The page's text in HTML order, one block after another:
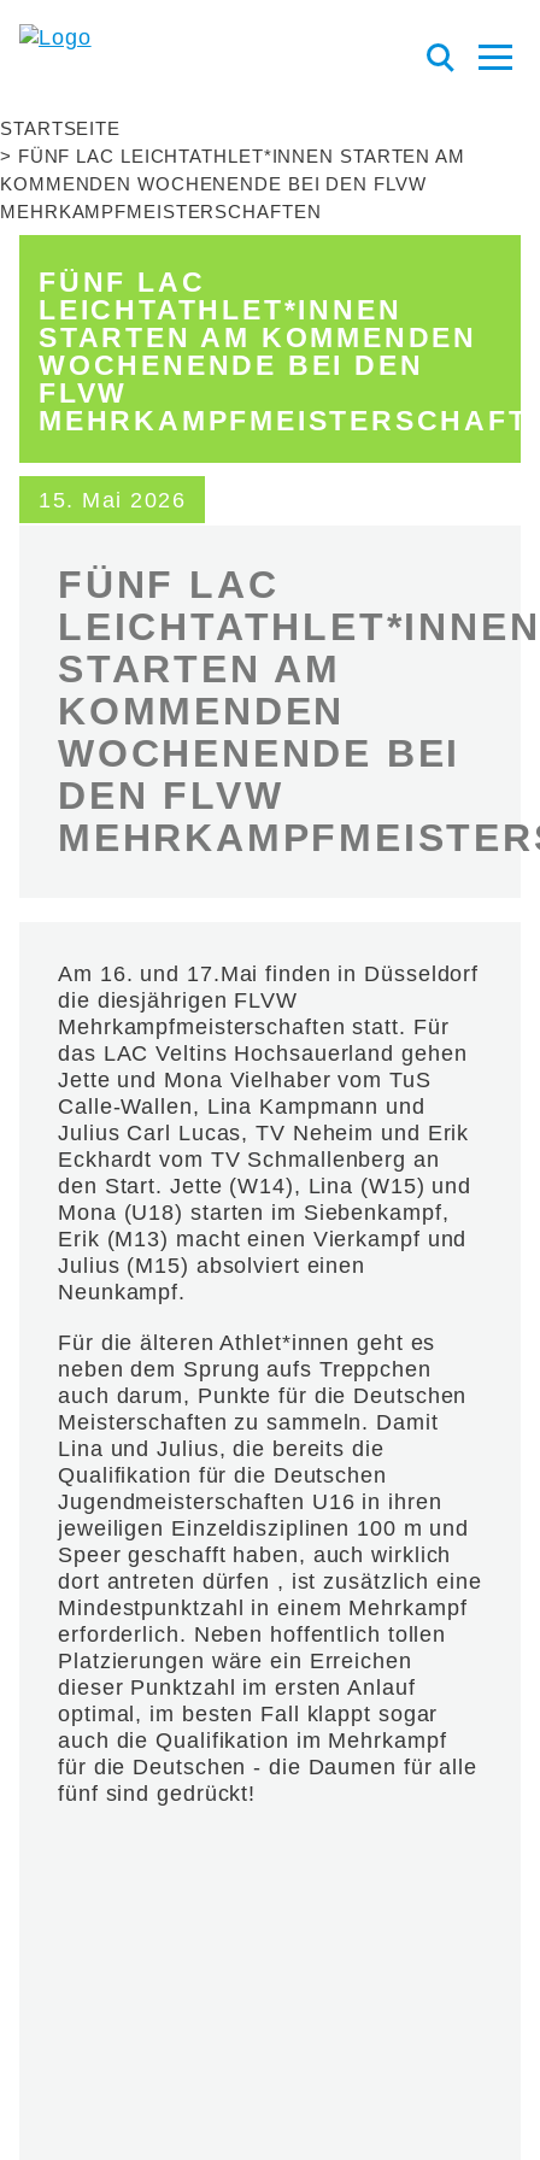
STARTSEITE
FÜNF LAC LEICHTATHLET*INNEN STARTEN AM
KOMMENDEN WOCHENENDE BEI DEN FLVW
MEHRKAMPFMEISTERSCHAFTEN
FÜNF LAC
LEICHTATHLET*INNEN
STARTEN AM KOMMENDEN
WOCHENENDE BEI DEN
FLVW
15. Mai 2026
KTUELL
FÜNF LAC
LEICHTATHLET*INNEN
STARTEN AM
KOMMENDEN
WOCHENENDE BEI
DEN FLVW
Am 16. und 17.Mai finden in Düsseldorf
die diesjährigen FLVW
Mehrkampfmeisterschaften statt. Für
das LAC Veltins Hochsauerland gehen
Jette und Mona Vielhaber vom TuS
Calle-Wallen, Lina Kampmann und
Julius Carl Lucas, TV Neheim und Erik
Eckhardt vom TV Schmallenberg an
den Start. Jette (W14), Lina (W15) und
Mona (U18) starten im Siebenkampf,
Erik (M13) macht einen Vierkampf und
Julius (M15) absolviert einen
Neunkampf.
Für die älteren Athlet*innen geht es
neben dem Sprung aufs Treppchen
auch darum, Punkte für die Deutschen
Meisterschaften zu sammeln. Damit
Lina und Julius, die bereits die
Qualifikation für die Deutschen
Jugendmeisterschaften U16 in ihren
jeweiligen Einzeldisziplinen 100 m und
Speer geschafft haben, auch wirklich
dort antreten dürfen , ist zusätzlich eine
Mindestpunktzahl in einem Mehrkampf
erforderlich. Neben hoffentlich tollen
Platzierungen wäre ein Erreichen
dieser Punktzahl im ersten Anlauf
optimal, im besten Fall klappt sogar
auch die Qualifikation im Mehrkampf
für die Deutschen - die Daumen für alle
fünf sind gedrückt!